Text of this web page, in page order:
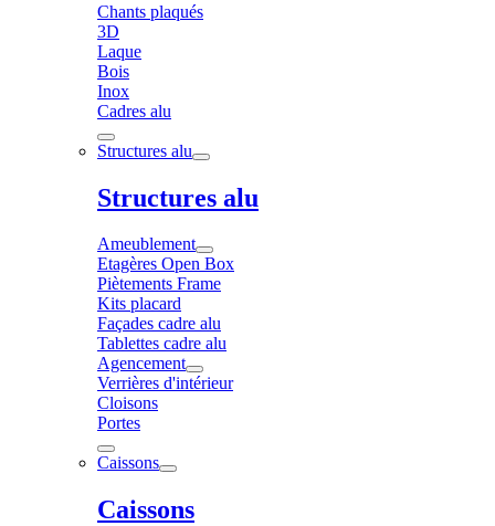
Chants plaqués
3D
Laque
Bois
Inox
Cadres alu
Structures alu
Structures alu
Ameublement
Etagères Open Box
Piètements Frame
Kits placard
Façades cadre alu
Tablettes cadre alu
Agencement
Verrières d'intérieur
Cloisons
Portes
Caissons
Caissons